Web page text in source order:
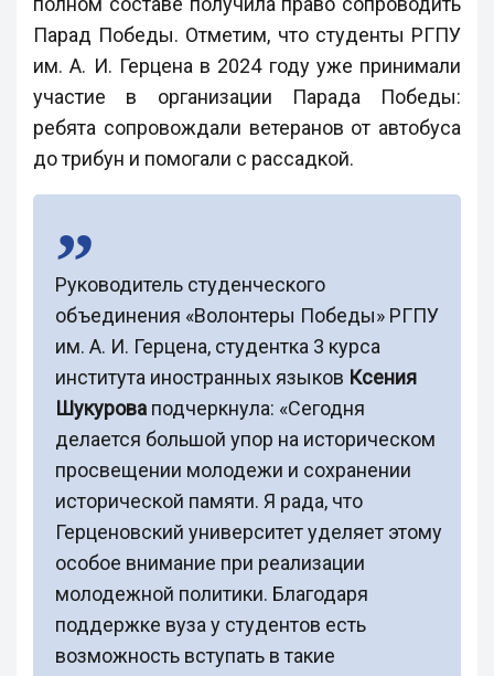
Парад Победы. Отметим, что студенты РГПУ
им. А. И. Герцена в 2024 году уже принимали
участие в организации Парада Победы:
ребята сопровождали ветеранов от автобуса
до трибун и помогали с рассадкой.
Руководитель студенческого
объединения «Волонтеры Победы» РГПУ
им. А. И. Герцена, студентка 3 курса
института иностранных языков Ксения
Шукурова подчеркнула: «Сегодня
делается большой упор на историческом
просвещении молодежи и сохранении
исторической памяти. Я рада, что
Герценовский университет уделяет этому
особое внимание при реализации
молодежной политики. Благодаря
поддержке вуза у студентов есть
возможность вступать в такие